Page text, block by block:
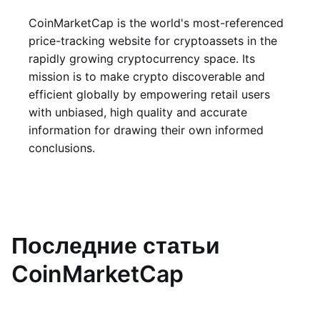
CoinMarketCap is the world's most-referenced
price-tracking website for cryptoassets in the
rapidly growing cryptocurrency space. Its
mission is to make crypto discoverable and
efficient globally by empowering retail users
with unbiased, high quality and accurate
information for drawing their own informed
conclusions.
Последние статьи
CoinMarketCap